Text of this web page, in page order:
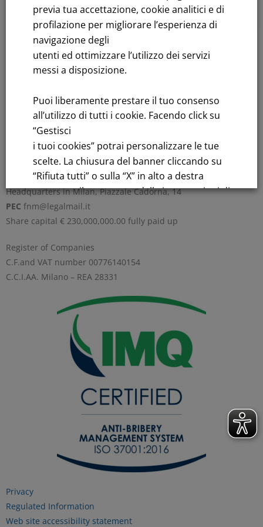
1 … 22 23 24
Sustainability: Sustainability report
Title performance: On the stock Exchange
Tenders: All Tenders
FNM S.p.A.
Headquarters in Milan, Piazzale Cadorna, 14
PEC fnm@legalmail.it
Share capital € 230,000,000.00 fully paid up
Register of Companies
C.F.and VAT number 00776140154
C.C.I.AA. Milano – REA 28331
Privacy
Regulated Information
Web site accessibility statement
previa tua accettazione, cookie analitici e di
profilazione per migliorare l’esperienza di
navigazione degli
utenti ed ottimizzare l’utilizzo dei servizi
messi a disposizione.
Puoi liberamente prestare il tuo consenso
all’utilizzo di tutti i cookie. Facendo click su
“Gestisci
i tuoi cookies” potrai personalizzare le tue
scelte. La chiusura del banner cliccando su
“Rifiuta tutti” o sulla “X” in alto a destra
comporta il permanere delle impostazioni di
default e la continuazione della navigazione
in assenza di cookie o altri strumenti di
Per maggiori informazioni consulta la
nostra
Informativa sui dati personali e cookie
privacy
RIFIUTA TUTTI
GESTISCI I TUOI COOKIES
ACCETTA